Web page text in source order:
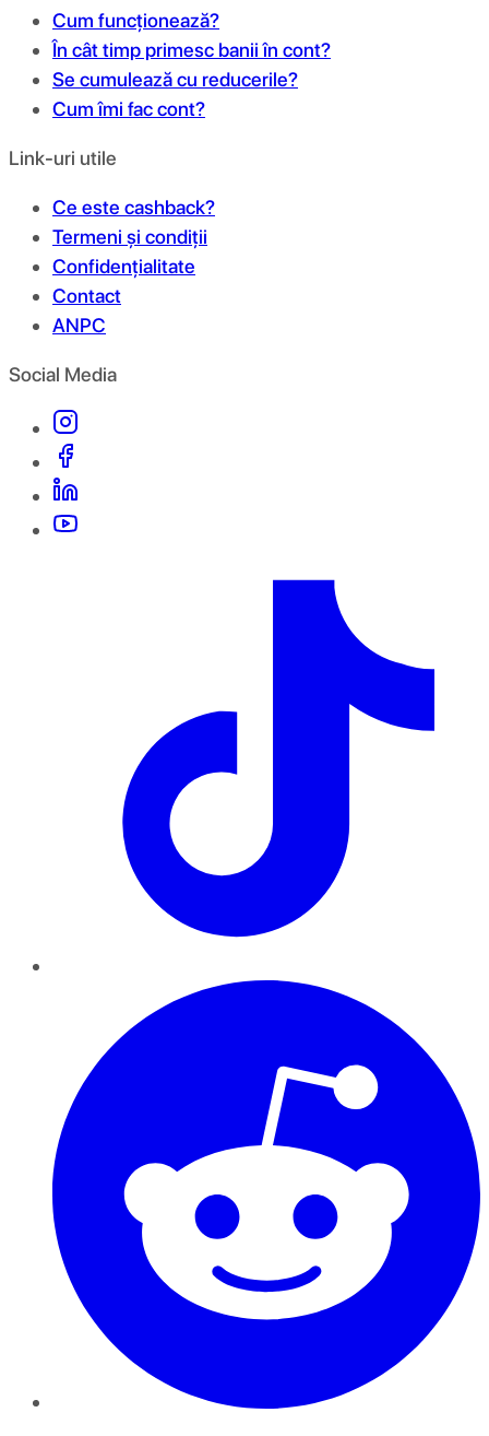
Cum funcționează?
În cât timp primesc banii în cont?
Se cumulează cu reducerile?
Cum îmi fac cont?
Link-uri utile
Ce este cashback?
Termeni și condiții
Confidențialitate
Contact
ANPC
Social Media